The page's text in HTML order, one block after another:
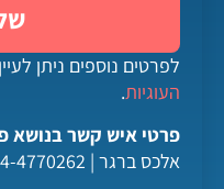
לפרטים נוספים ניתן
העוגיות.
פרטי איש קשר בנושא
אלכס ברגר | 054-4770262 |